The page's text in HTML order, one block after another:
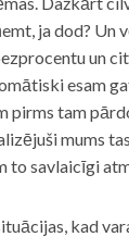
ja dod? Un
un
esam
pirms tam
mums
to savlaicīgi
kad